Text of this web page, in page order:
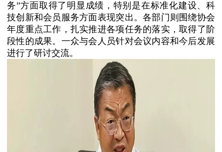
务”方面取得了明显成绩，特别是在标准化建设、科
技创新和会员服务方面表现突出。各部门则围绕协会
年度重点工作，扎实推进各项任务的落实，取得了阶
段性的成果。一众与会人员针对会议内容和今后发展
进行了研讨交流。